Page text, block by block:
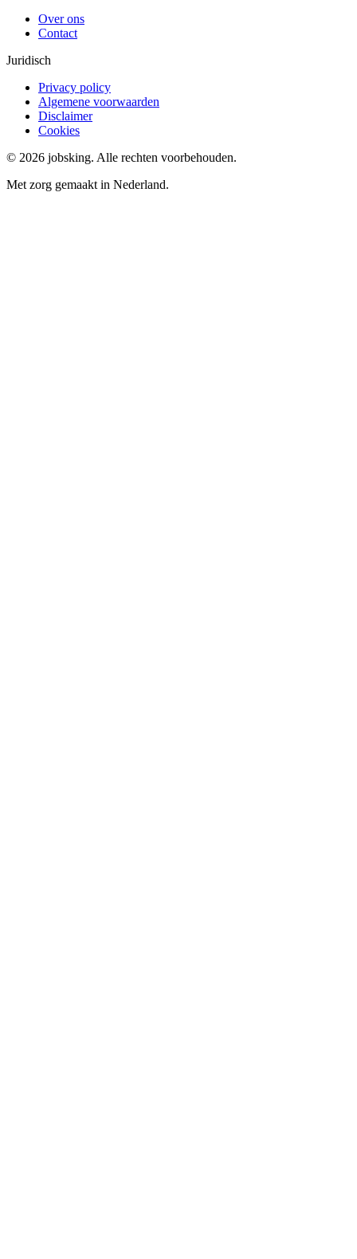
Over ons
Contact
Juridisch
Privacy policy
Algemene voorwaarden
Disclaimer
Cookies
© 2026 jobsking. Alle rechten voorbehouden.
Met zorg gemaakt in Nederland.